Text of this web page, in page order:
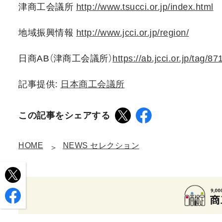
津商工会議所 http://www.tsucci.or.jp/index.html
地域振興情報 http://www.jcci.or.jp/region/
日商AB（津商工会議所） https://ab.jcci.or.jp/tag/
記事提供: 日本商工会議所
この記事をシェアする
HOME NEWS セレクション